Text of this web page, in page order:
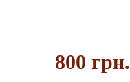
800 грн.